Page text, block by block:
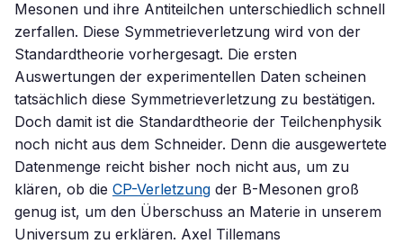
Mesonen und ihre Antiteilchen unterschiedlich schnell
zerfallen. Diese Symmetrieverletzung wird von der
Standardtheorie vorhergesagt. Die ersten
Auswertungen der experimentellen Daten scheinen
tatsächlich diese Symmetrieverletzung zu bestätigen.
Doch damit ist die Standardtheorie der Teilchenphysik
noch nicht aus dem Schneider. Denn die ausgewertete
Datenmenge reicht bisher noch nicht aus, um zu
klären, ob die CP-Verletzung der B-Mesonen groß
genug ist, um den Überschuss an Materie in unserem
Universum zu erklären. Axel Tillemans